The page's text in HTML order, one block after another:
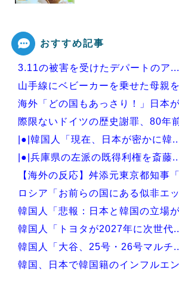
おすすめ記事
3.11の被害を受けたデパートのア...
山手線にベビーカーを乗せた母親
海外「どの国もあっさり！」日本
際限ないドイツの歴史謝罪、80年
|●|韓国人「現在、日本が密かに韓
|●|兵庫県の左派の既得利権を斎藤
【海外の反応】舛添元東京都知事
ロシア「お前らの国にある似非エ
韓国人「悲報：日本と韓国の立場
韓国人「トヨタが2027年に次世代
韓国人「大谷、25号・26号マルチ
韓国、日本で韓国籍のインフルエ